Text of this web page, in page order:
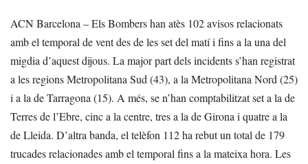
ACN Barcelona – Els Bombers han atès 102 avisos relacionats
amb el temporal de vent des de les set del matí i fins a la una del
migdia d’aquest dijous. La major part dels incidents s’han registrat
a les regions Metropolitana Sud (43), a la Metropolitana Nord (25)
i a la de Tarragona (15). A més, se n’han comptabilitzat set a la de
Terres de l’Ebre, cinc a la centre, tres a la de Girona i quatre a la
de Lleida. D’altra banda, el telèfon 112 ha rebut un total de 179
trucades relacionades amb el temporal fins a la mateixa hora. Les